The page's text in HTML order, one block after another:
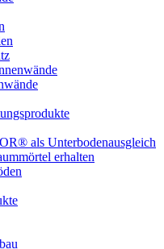
als Unterbodenausgleich
erhalten